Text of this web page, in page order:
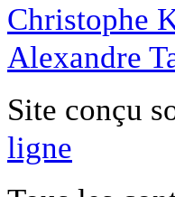
Christophe
Alexandre
Site conçu
ligne